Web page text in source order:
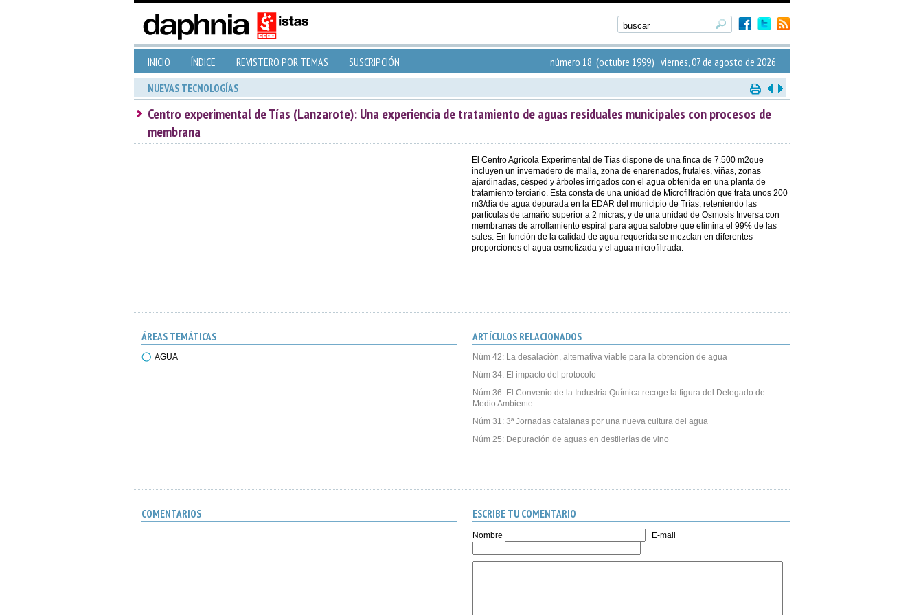
INICIO ÍNDICE REVISTERO POR TEMAS SUSCRIPCIÓN número 18 (octubre 1999) viernes, 07 de agosto de 2026
NUEVAS TECNOLOGÍAS
Centro experimental de Tías (Lanzarote): Una experiencia de tratamiento de aguas residuales municipales con procesos de
membrana
El Centro Agrícola Experimental de Tías dispone de una finca de 7.500 m2que
incluyen un invernadero de malla, zona de enarenados, frutales, viñas, zonas
ajardinadas, césped y árboles irrigados con el agua obtenida en una planta de
tratamiento terciario. Esta consta de una unidad de Microfiltración que trata unos 200
m3/día de agua depurada en la EDAR del municipio de Trías, reteniendo las
partículas de tamaño superior a 2 micras, y de una unidad de Osmosis Inversa con
membranas de arrollamiento espiral para agua salobre que elimina el 99% de las
sales. En función de la calidad de agua requerida se mezclan en diferentes
proporciones el agua osmotizada y el agua microfiltrada.
ÁREAS TEMÁTICAS
AGUA
ARTÍCULOS RELACIONADOS
Núm 42: La desalación, alternativa viable para la obtención de agua
Núm 34: El impacto del protocolo
Núm 36: El Convenio de la Industria Química recoge la figura del Delegado de
Medio Ambiente
Núm 31: 3ª Jornadas catalanas por una nueva cultura del agua
Núm 25: Depuración de aguas en destilerías de vino
COMENTARIOS ESCRIBE TU COMENTARIO
Nombre E-mail